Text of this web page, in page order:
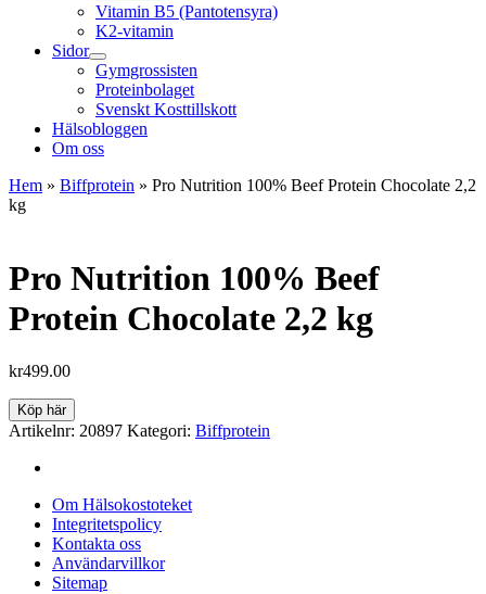
Vitamin B5 (Pantotensyra)
K2-vitamin
Sidor
Gymgrossisten
Proteinbolaget
Svenskt Kosttillskott
Hälsobloggen
Om oss
Hem » Biffprotein » Pro Nutrition 100% Beef Protein Chocolate 2,2
kg
Pro Nutrition 100% Beef
Protein Chocolate 2,2 kg
kr499.00
Köp här
Artikelnr: 20897 Kategori: Biffprotein
Om Hälsokostoteket
Integritetspolicy
Kontakta oss
Användarvillkor
Sitemap